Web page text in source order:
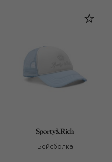
Бейсболка